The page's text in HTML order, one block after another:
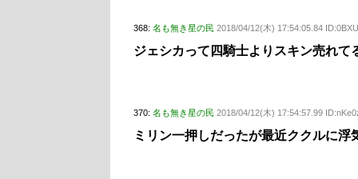
368: 名も無き星の民 2018/04/12(木) 17:54:05.84
ジェシカって四騎士よりスキン売れて
370: 名も無き星の民 2018/04/12(木) 17:54:57.99
ミリン一押しだったが最近ククルに浮